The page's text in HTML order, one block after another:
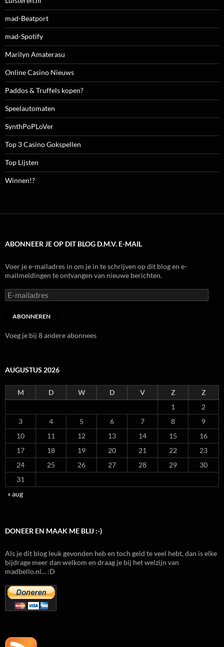
mad-Beatport
mad-Spotify
Marilyn Amaterasu
Online Casino Nieuws
Paddos & Truffels kopen?
Speelautomaten
SynthPoPLoVer
Top 3 Casino Gokspellen
Top Lijsten
Winnen!?
ABONNEER JE OP DIT BLOG D.M.V. E-MAIL
Voer je e-mailadres in om je in te schrijven op dit blog en e-
mailmeldingen te ontvangen van nieuwe berichten.
E-
mailadres
ABONNEREN
Voeg je bij 8 andere abonnees
AUGUSTUS 2026
M D W D V Z
Z
1
2
3
4 5 6 7 8
9
10
11 12 13 14 15
16
17
18 19 20 21 22
23
24
25 26 27 28 29
30
31
« aug
DONEER EN MAAK ME BLIJ :-)
Als je dit blog leuk gevonden heb en toch geld te veel hebt, dan is elke
bijdrage meer dan welkom en draag je bij het welzijn van
madbello.nl... :D